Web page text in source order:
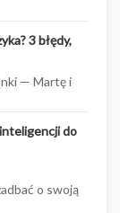
3 błędy,
— Martę i
do
o swoją